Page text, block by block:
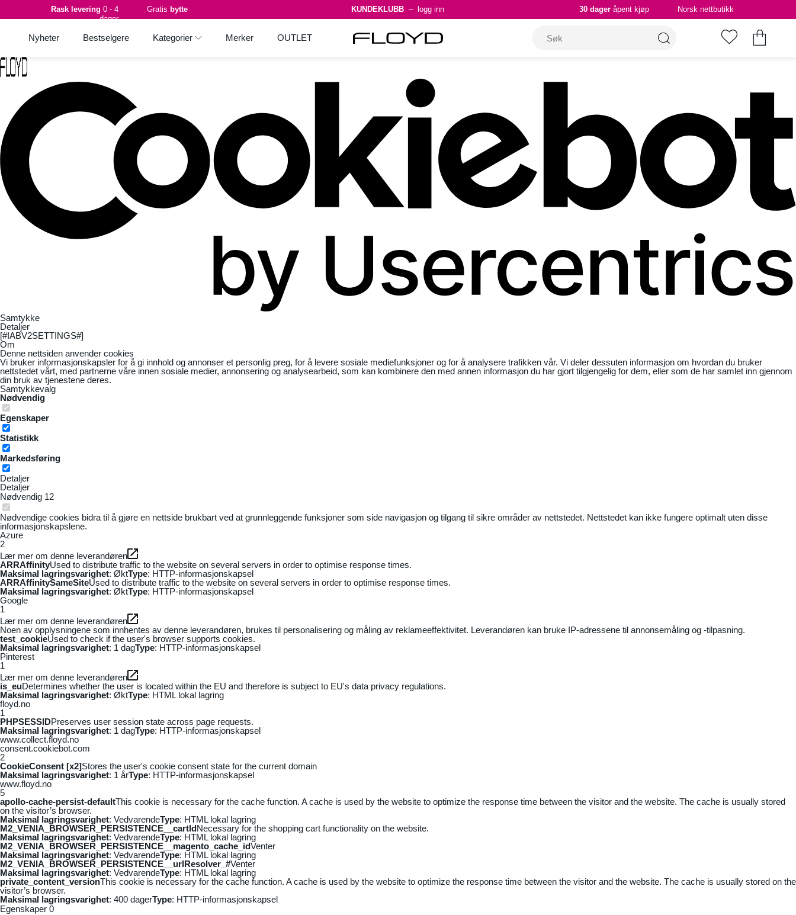
Samtykke
Detaljer
[#IABV2SETTINGS#]
Om
Denne nettsiden anvender cookies
Vi bruker informasjonskapsler for å gi innhold og annonser et personlig preg, for å levere sosiale mediefunksjoner og for å analysere trafikken vår. Vi deler dessuten informasjon om hvordan du bruker
nettstedet vårt, med partnerne våre innen sosiale medier, annonsering og analysearbeid, som kan kombinere den med annen informasjon du har gjort tilgjengelig for dem, eller som de har samlet inn gjennom
din bruk av tjenestene deres.
Samtykkevalg
Nødvendig
Egenskaper
Statistikk
Markedsføring
Detaljer
Detaljer
Nødvendig 12
Nødvendige cookies bidra til å gjøre en nettside brukbart ved at grunnleggende funksjoner som side navigasjon og tilgang til sikre områder av nettstedet. Nettstedet kan ikke fungere optimalt uten disse
informasjonskapslene.
Azure
2
Lær mer om denne leverandøren
ARRAffinityUsed to distribute traffic to the website on several servers in order to optimise response times.
Maksimal lagringsvarighet: ØktType: HTTP-informasjonskapsel
ARRAffinitySameSiteUsed to distribute traffic to the website on several servers in order to optimise response times.
Maksimal lagringsvarighet: ØktType: HTTP-informasjonskapsel
Google
1
Lær mer om denne leverandøren
Noen av opplysningene som innhentes av denne leverandøren, brukes til personalisering og måling av reklameeffektivitet. Leverandøren kan bruke IP-adressene til annonsemåling og -tilpasning.
test_cookieUsed to check if the user's browser supports cookies.
Maksimal lagringsvarighet: 1 dagType: HTTP-informasjonskapsel
Pinterest
1
Lær mer om denne leverandøren
is_euDetermines whether the user is located within the EU and therefore is subject to EU's data privacy regulations.
Maksimal lagringsvarighet: ØktType: HTML lokal lagring
floyd.no
1
PHPSESSIDPreserves user session state across page requests.
Maksimal lagringsvarighet: 1 dagType: HTTP-informasjonskapsel
www.collect.floyd.no
consent.cookiebot.com
2
CookieConsent [x2]Stores the user's cookie consent state for the current domain
Maksimal lagringsvarighet: 1 årType: HTTP-informasjonskapsel
www.floyd.no
5
apollo-cache-persist-defaultThis cookie is necessary for the cache function. A cache is used by the website to optimize the response time between the visitor and the website. The cache is usually stored
on the visitor’s browser.
Maksimal lagringsvarighet: VedvarendeType: HTML lokal lagring
M2_VENIA_BROWSER_PERSISTENCE__cartIdNecessary for the shopping cart functionality on the website.
Maksimal lagringsvarighet: VedvarendeType: HTML lokal lagring
M2_VENIA_BROWSER_PERSISTENCE__magento_cache_idVenter
Maksimal lagringsvarighet: VedvarendeType: HTML lokal lagring
M2_VENIA_BROWSER_PERSISTENCE__urlResolver_#Venter
Maksimal lagringsvarighet: VedvarendeType: HTML lokal lagring
private_content_versionThis cookie is necessary for the cache function. A cache is used by the website to optimize the response time between the visitor and the website. The cache is usually stored on the
visitor’s browser.
Maksimal lagringsvarighet: 400 dagerType: HTTP-informasjonskapsel
Egenskaper 0
Rask levering 0 - 4
dager
Gratis bytte KUNDEKLUBB – logg inn 30 dager åpent kjøp Norsk nettbutikk
Nyheter Bestselgere Kategorier Merker OUTLET